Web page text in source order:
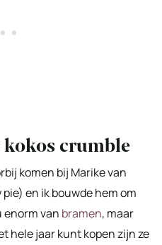
crumble
komen bij Marike van
en ik bouwde hem om
enorm van bramen, maar
hele jaar kunt kopen zijn ze